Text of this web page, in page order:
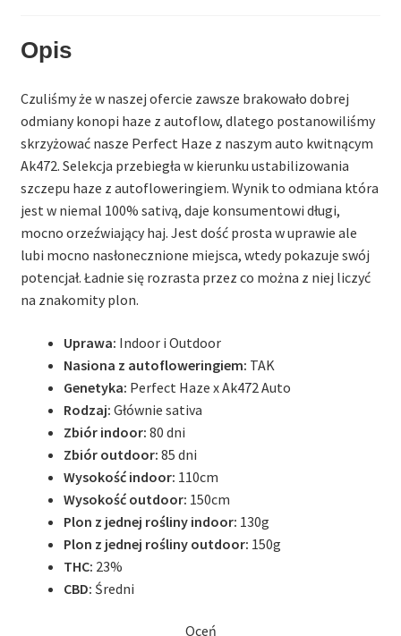
Opis
Czuliśmy że w naszej ofercie zawsze brakowało dobrej
odmiany konopi haze z autoflow, dlatego postanowiliśmy
skrzyżować nasze Perfect Haze z naszym auto kwitnącym
Ak472. Selekcja przebiegła w kierunku ustabilizowania
szczepu haze z autofloweringiem. Wynik to odmiana która
jest w niemal 100% sativą, daje konsumentowi długi,
mocno orzeźwiający haj. Jest dość prosta w uprawie ale
lubi mocno nasłonecznione miejsca, wtedy pokazuje swój
potencjał. Ładnie się rozrasta przez co można z niej liczyć
na znakomity plon.
Uprawa: Indoor i Outdoor
Nasiona z autofloweringiem: TAK
Genetyka: Perfect Haze x Ak472 Auto
Rodzaj: Głównie sativa
Zbiór indoor: 80 dni
Zbiór outdoor: 85 dni
Wysokość indoor: 110cm
Wysokość outdoor: 150cm
Plon z jednej rośliny indoor: 130g
Plon z jednej rośliny outdoor: 150g
THC: 23%
CBD: Średni
Oceń